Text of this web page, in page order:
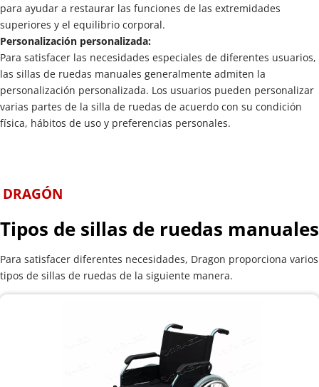
para ayudar a restaurar las funciones de las extremidades
superiores y el equilibrio corporal.
Personalización personalizada:
Para satisfacer las necesidades especiales de diferentes usuarios,
las sillas de ruedas manuales generalmente admiten la
personalización personalizada. Los usuarios pueden personalizar
varias partes de la silla de ruedas de acuerdo con su condición
física, hábitos de uso y preferencias personales.
DRAGÓN
Tipos de sillas de ruedas manuales
Para satisfacer diferentes necesidades, Dragon proporciona varios
tipos de sillas de ruedas de la siguiente manera.